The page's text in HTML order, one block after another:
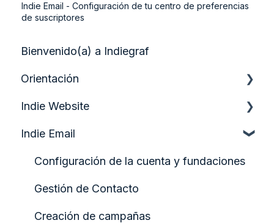
Indie Email - Configuración de tu centro de preferencias
de suscriptores
Bienvenido(a) a Indiegraf
Orientación
Guía de inicio rápido
Indie Website
Analítica y crecimiento
Participación y formularios de audiencia
Configurando tu Página de Inicio
Creación y gestión de contenido
Indie Email
Configuración de la cuenta y fundaciones
Gestión de Contacto
Creación de campañas